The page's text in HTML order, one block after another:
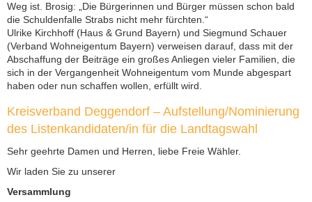
Weg ist. Brosig: „Die Bürgerinnen und Bürger müssen schon bald
die Schuldenfalle Strabs nicht mehr fürchten.“
Ulrike Kirchhoff (Haus & Grund Bayern) und Siegmund Schauer
(Verband Wohneigentum Bayern) verweisen darauf, dass mit der
Abschaffung der Beiträge ein großes Anliegen vieler Familien, die
sich in der Vergangenheit Wohneigentum vom Munde abgespart
haben oder nun schaffen wollen, erfüllt wird.
Kreisverband Deggendorf – Aufstellung/Nominierung
des Listenkandidaten/in für die Landtagswahl
Sehr geehrte Damen und Herren, liebe Freie Wähler.
Wir laden Sie zu unserer
Versammlung